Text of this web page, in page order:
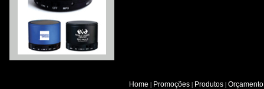
Home | Promoções | Produtos | Orçamento